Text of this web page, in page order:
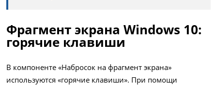
Фрагмент экрана Windows 10:
горячие клавиши
В компоненте «Набросок на фрагмент экрана»
используются «горячие клавиши». При помощи